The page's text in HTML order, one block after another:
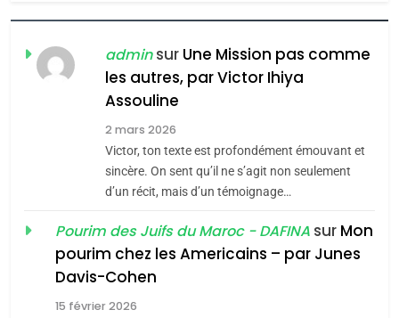
CE QUI NOUS MANQUE –
Jacques Hadida
JUDAISME
Maroc : Les amandes de
Tafraout, le miel de Tadla
Azilal consacrés produits
du terroir
DAFINA MAROC
Oeil ravageur – Vanessa
De Loya Stauber
adminsur Une Mission pas comme
les autres, par Victor Ihiya
Assouline
2 mars 2026
Victor, ton texte est profondément émouvant et
sincère. On sent qu’il ne s’agit non seulement
d’un récit, mais d’un témoignage…
Pourim des Juifs du Maroc - DAFINA sur Mon
pourim chez les Americains – par Junes
Davis-Cohen
15 février 2026